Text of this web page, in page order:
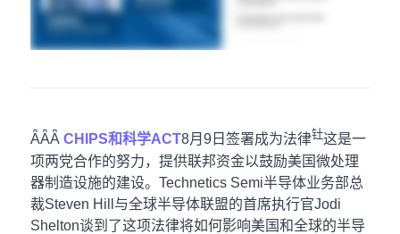
ǞǞǞ CHIPS和科学ACT8月9日签署成为法律钍这是一
项两党合作的努力，提供联邦资金以鼓励美国微处理
器制造设施的建设。Technetics Semi半导体业务部总
裁Steven Hill与全球半导体联盟的首席执行官Jodi
Shelton谈到了这项法律将如何影响美国和全球的半导